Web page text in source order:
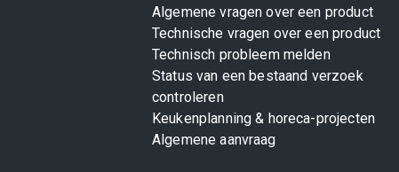
Algemene vragen over een product
Technische vragen over een product
Technisch probleem melden
Status van een bestaand verzoek
controleren
Keukenplanning & horeca-projecten
Algemene aanvraag